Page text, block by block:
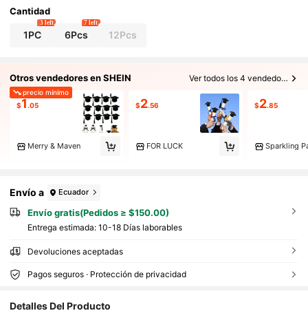
Cantidad
1PC
3 left
6Pcs
7 left
12Pcs
Otros vendedores en SHEIN Ver todos los 4 vendedores
precio mínimo
$1 .05
Merry & Maven
$2.56
FOR LUCK
$2.85
Sparkling
Envío a Ecuador
Envío gratis(Pedidos ≥ $150.00)
Entrega estimada: 10-18 Días laborables
Devoluciones aceptadas
Pagos seguros · Protección de privacidad
Detalles Del Producto